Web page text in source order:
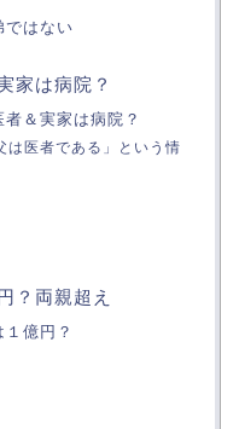
ではない
家は病院？
＆実家は病院？
は医者である」という情
？両親超え
億円？